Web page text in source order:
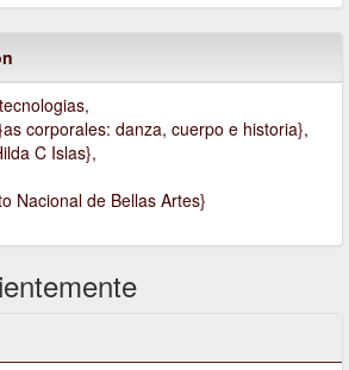
corporales: danza, cuerpo e historia},
C Islas},
Nacional de Bellas Artes}